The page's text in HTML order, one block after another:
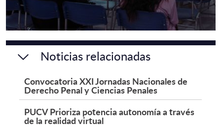
Noticias relacionadas
Convocatoria XXI Jornadas Nacionales de
Derecho Penal y Ciencias Penales
PUCV Prioriza potencia autonomía a través
de la realidad virtual